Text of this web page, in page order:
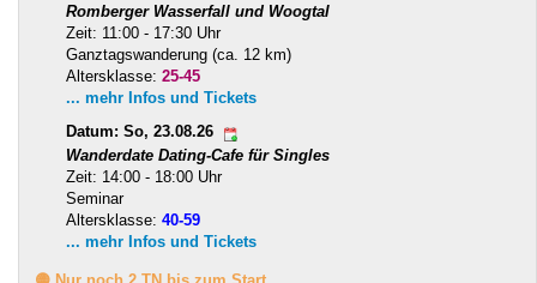
Romberger Wasserfall und Woogtal
Zeit: 11:00 - 17:30 Uhr
Ganztagswanderung (ca. 12 km)
Altersklasse: 25-45
... mehr Infos und Tickets
Datum: So, 23.08.26
Wanderdate Dating-Cafe für Singles
Zeit: 14:00 - 18:00 Uhr
Seminar
Altersklasse: 40-59
... mehr Infos und Tickets